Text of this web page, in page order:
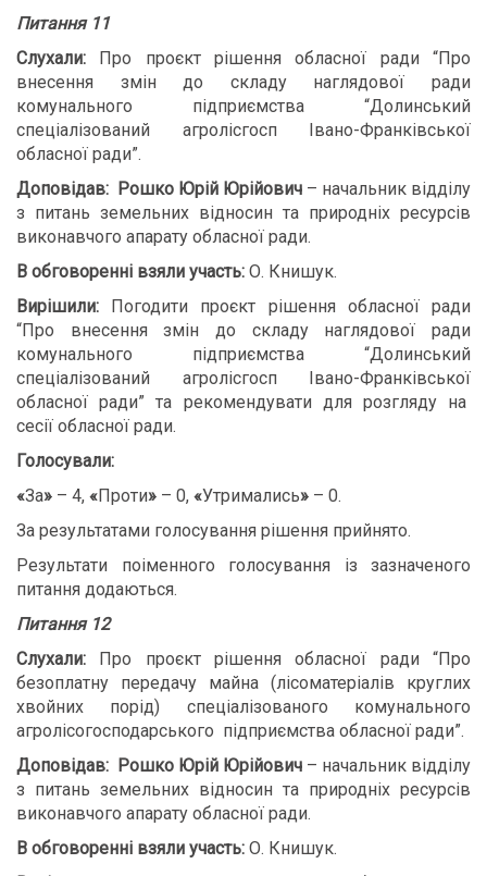
Питання 11
Слухали: Про проєкт рішення обласної ради “Про
внесення змін до складу наглядової ради
комунального підприємства “Долинський
спеціалізований агролісгосп Івано-Франківської
обласної ради”.
Доповідав: Рошко Юрій Юрійович – начальник відділу
з питань земельних відносин та природніх ресурсів
виконавчого апарату обласної ради.
В обговоренні взяли участь: О. Книшук.
Вирішили: Погодити проєкт рішення обласної ради
“Про внесення змін до складу наглядової ради
комунального підприємства “Долинський
спеціалізований агролісгосп Івано-Франківської
обласної ради” та рекомендувати для розгляду на
сесії обласної ради.
Голосували:
«За» – 4, «Проти» – 0, «Утримались» – 0.
За результатами голосування рішення прийнято.
Результати поіменного голосування із зазначеного
питання додаються.
Питання 12
Слухали: Про проєкт рішення обласної ради “Про
безоплатну передачу майна (лісоматеріалів круглих
хвойних порід) спеціалізованого комунального
агролісогосподарського підприємства обласної ради”.
Доповідав: Рошко Юрій Юрійович – начальник відділу
з питань земельних відносин та природніх ресурсів
виконавчого апарату обласної ради.
В обговоренні взяли участь: О. Книшук.